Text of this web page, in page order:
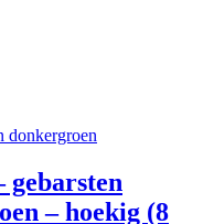
gebarsten
– hoekig (8